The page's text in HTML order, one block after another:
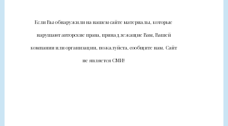
Если Вы обнаружили на нашем сайте материалы, которые
нарушают авторские права, принадлежащие Вам, Вашей
компании или организации, пожалуйста, сообщите нам. Сайт
не является СМИ!